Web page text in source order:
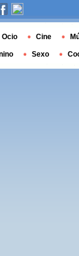
Ocio Cine
Sexo